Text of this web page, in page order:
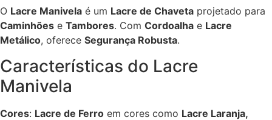
O Lacre Manivela é um Lacre de Chaveta projetado para
Caminhões e Tambores. Com Cordoalha e Lacre
Metálico, oferece Segurança Robusta.
Características do Lacre
Manivela
Cores: Lacre de Ferro em cores como Lacre Laranja,